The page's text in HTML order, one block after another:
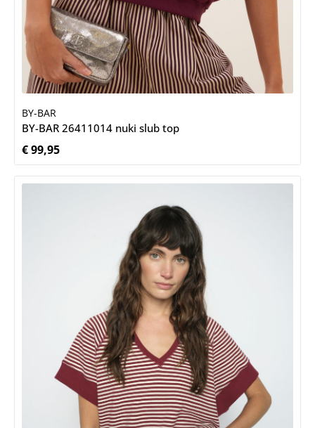
BY-BAR
BY-BAR 26411014 nuki slub top
Normale prijs:
€ 99,95